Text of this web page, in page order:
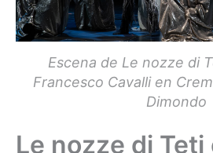
Escena de Le nozze di
Francesco Cavalli en
Dimondo
Le nozze di Teti